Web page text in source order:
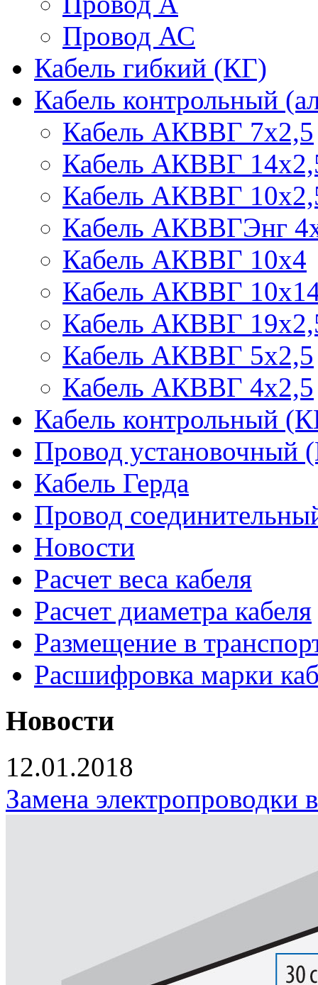
Провод АС
Кабель гибкий (КГ)
Кабель контрольный
Кабель АКВВГ 7х2,5
Кабель АКВВГ
Кабель АКВВГ
Кабель АКВВГЭнг
Кабель АКВВГ 10х4
Кабель АКВВГ
Кабель АКВВГ
Кабель АКВВГ 5х2,5
Кабель АКВВГ 4х2,5
Кабель контрольный
Провод
Кабель Герда
Провод
Новости
Расчет веса кабеля
Расчет диаметра кабеля
Размещение в
Расшифровка марки
Новости
12.01.2018
Замена электропроводки